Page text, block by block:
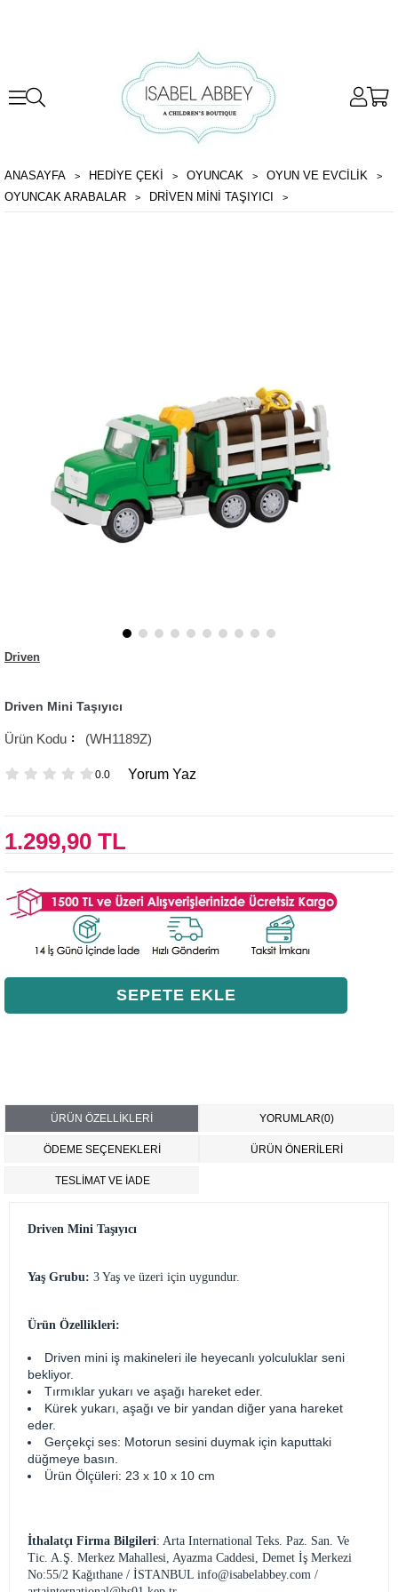
ANASAYFA HEDİYE ÇEKİ OYUNCAK
OYUN VE EVCILIK
OYUNCAK ARABALAR
DRIVEN MINI TAŞIYICI
Driven
Driven Mini Taşıyıcı
(WH1189Z)
0.0 Yorum Yaz
1.299,90 TL
ÜRÜN ÖZELLIKLERI YORUMLAR(0)
ÖDEME SEÇENEKLERI ÜRÜN ÖNERILERI
TESLİMAT VE İADE
Driven Mini Taşıyıcı
Yaş Grubu: 3 Yaş ve üzeri için uygundur.
Ürün Özellikleri:
Driven mini iş makineleri ile heyecanlı yolculuklar seni
bekliyor.
Tırmıklar yukarı ve aşağı hareket eder.
Kürek yukarı, aşağı ve bir yandan diğer yana hareket
eder.
Gerçekçi ses: Motorun sesini duymak için kaputtaki
düğmeye basın.
Ürün Ölçüleri: 23 x 10 x 10 cm
İthalatçı Firma Bilgileri: Arta International Teks. Paz. San. Ve
Tic. A.Ş. Merkez Mahallesi, Ayazma Caddesi, Demet İş Merkezi
No:55/2 Kağıthane / İSTANBUL info@isabelabbey.com /